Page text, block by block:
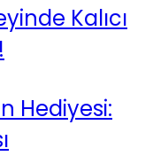
Kalıcı
Hediyesi: